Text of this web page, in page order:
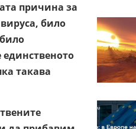
причина за
било
такава